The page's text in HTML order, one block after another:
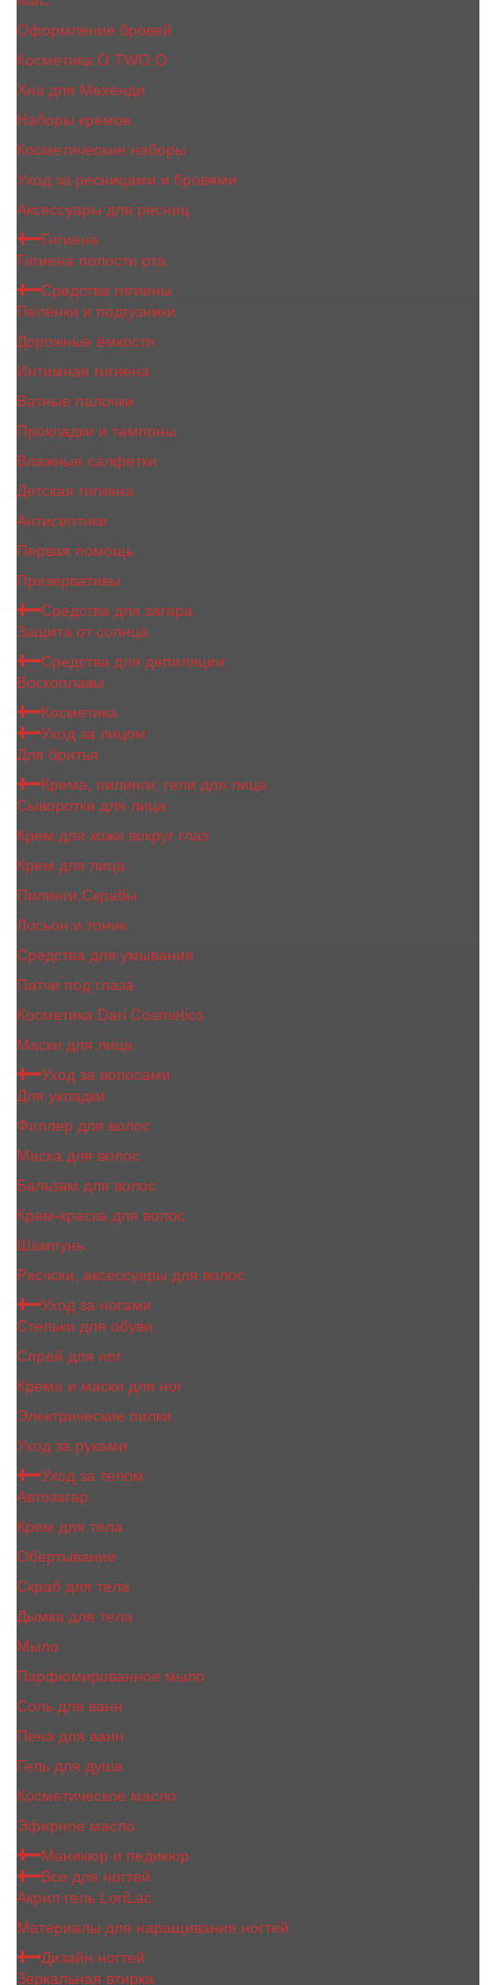
Оформление бровей
Косметика O.TWO.O
Хна для Мехенди
Наборы кремов
Косметические наборы
Уход за ресницами и бровями
Аксессуары для ресниц
Гигиена
Гигиена полости рта
Средства гигиены
Пелёнки и подгузники
Дорожные ёмкости
Интимная гигиена
Ватные палочки
Прокладки и тампоны
Влажные салфетки
Детская гигиена
Антисептики
Первая помощь
Презервативы
Средства для загара
Защита от солнца
Средства для депиляции
Воскоплавы
Косметика
Уход за лицом
Для бритья
Крема, пилинги, гели для лица
Сыворотки для лица
Крем для кожи вокруг глаз
Крем для лица
Пилинги,Скрабы
Лосьон и тоник
Средства для умывания
Патчи под глаза
Косметика Dari Cosmetics
Маски для лица
Уход за волосами
Для укладки
Филлер для волос
Маска для волос
Бальзам для волос
Крем-краска для волос
Шампунь
Расчски, аксессуары для волос
Уход за ногами
Стельки для обуви
Спрей для ног
Крема и маски для ног
Электрические пилки
Уход за руками
Уход за телом
Автозагар
Крем для тела
Обертывание
Скраб для тела
Дымка для тела
Мыло
Парфюмированное мыло
Соль для ванн
Пена для ванн
Гель для душа
Косметическое масло
Эфирное масло
Маникюр и педикюр
Все для ногтей
Акрил гель LoriLac
Материалы для наращивания ногтей
Дизайн ногтей
Зеркальная втирка